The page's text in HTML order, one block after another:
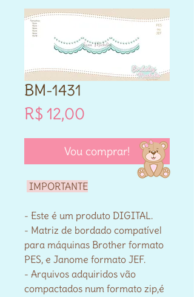
BM-1431
R$ 12,00
Vou comprar!
IMPORTANTE
- Este é um produto DIGITAL.
- Matriz de bordado compatível
para máquinas Brother formato
PES, e Janome formato JEF.
- Arquivos adquiridos vão
compactados num formato zip,é